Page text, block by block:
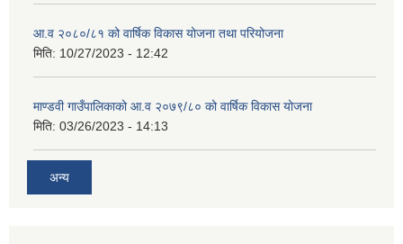
आ.व २०८०/८१ को वार्षिक विकास योजना तथा परियोजना
मिति: 10/27/2023 - 12:42
माण्डवी गाउँपालिकाको आ.व २०७९/८० को वार्षिक विकास योजना
मिति: 03/26/2023 - 14:13
अन्य